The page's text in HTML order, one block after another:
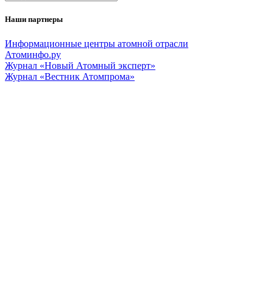
Наши партнеры
Информационные центры атомной отрасли
Атоминфо.ру
Журнал «Новый Атомный эксперт»
Журнал «Вестник Атомпрома»